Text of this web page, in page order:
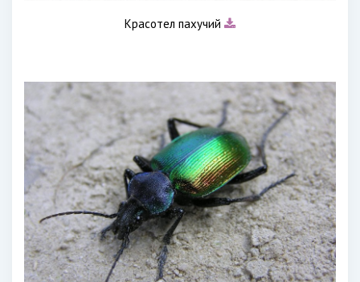
Красотел пахучий